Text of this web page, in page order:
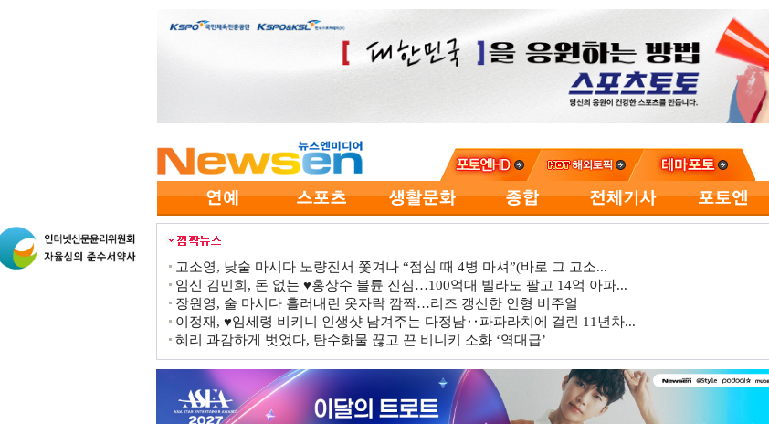
고소영, 낮술 마시다 노량진서 쫓겨나 “점심 때 4병 마셔”(바로 그 고소...
임신 김민희, 돈 없는 ♥홍상수 불륜 진심…100억대 빌라도 팔고 14억 아파...
장원영, 술 마시다 흘러내린 옷자락 깜짝…리즈 갱신한 인형 비주얼
이정재, ♥임세령 비키니 인생샷 남겨주는 다정남‥파파라치에 걸린 11년차...
혜리 과감하게 벗었다, 탄수화물 끊고 끈 비니키 소화 ‘역대급’